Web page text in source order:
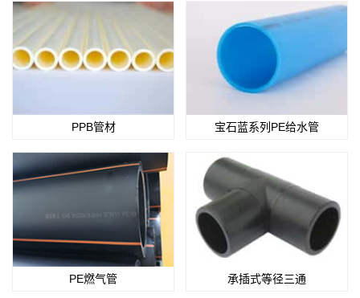
PPB管材 宝石蓝系列PE给水管
PE燃气管 承插式等径三通